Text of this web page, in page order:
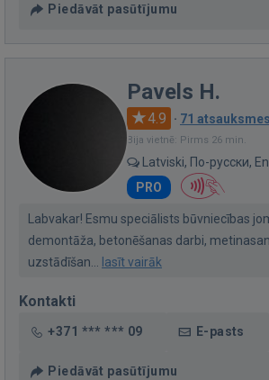
Piedāvāt pasūtījumu
Pavels H.
4.9 · 71 atsauksmes
Bija vietnē: Pirms 26 min.
Latviski, По-русски,
PRO
Labvakar! Esmu speciālists būvniecības
demontāža, betonēšanas darbi,
uzstādīšan... lasīt vairāk
Kontakti
+371 *** *** 09 E-pasts
Piedāvāt pasūtījumu